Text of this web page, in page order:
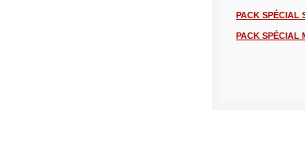
PACK SPÉCIAL
PACK SPÉCIAL